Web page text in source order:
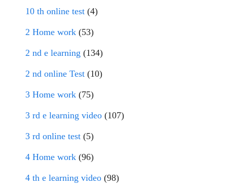
10 th online test (4)
2 Home work (53)
2 nd e learning (134)
2 nd online Test (10)
3 Home work (75)
3 rd e learning video (107)
3 rd online test (5)
4 Home work (96)
4 th e learning video (98)